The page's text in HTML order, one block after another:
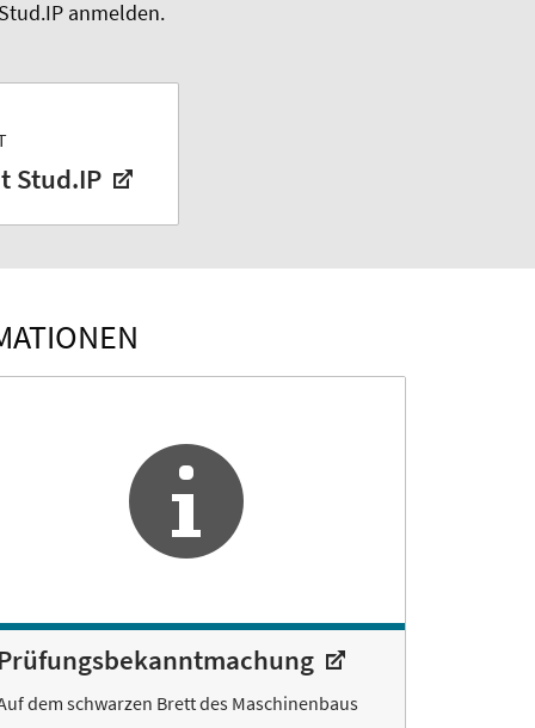
anmelden.
Stud.IP
Prüfungsbekanntmachung
dem schwarzen Brett des Maschinenbaus